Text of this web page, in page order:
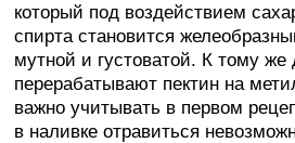
который под воздействием
спирта становится
мутной и густоватой. К тому же
перерабатывают пектин на
важно учитывать в первом
в наливке отравиться